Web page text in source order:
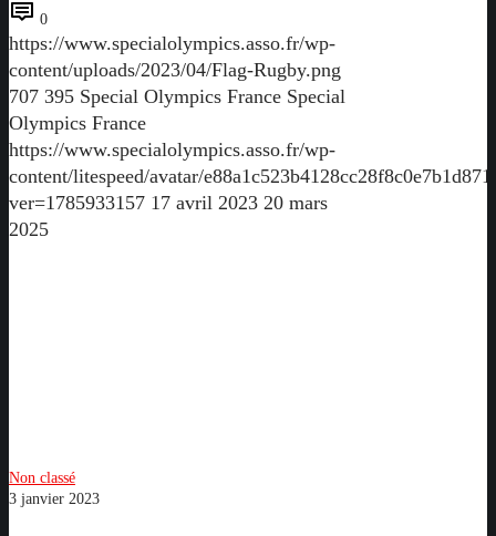
0
https://www.specialolympics.asso.fr/wp-
content/uploads/2023/04/Flag-Rugby.png
707 395 Special Olympics France Special
Olympics France
https://www.specialolympics.asso.fr/wp-
content/litespeed/avatar/
ver=1785933157 17 avril 2023 20 mars
2025
Non classé
3 janvier 2023